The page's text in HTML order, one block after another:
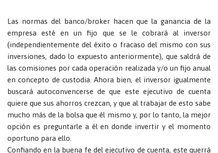
Las normas del banco/broker hacen que la ganancia de la
empresa esté en un fijo que se le cobrará al inversor
(independientemente del éxito o fracaso del mismo con sus
inversiones, dado lo expuesto anteriormente), que saldrá de
las comisiones por cada operación realizada y/o un fijo anual
en concepto de custodia. Ahora bien, el inversor igualmente
buscará autoconvencerse de que este ejecutivo de cuenta
quiere que sus ahorros crezcan, y que al trabajar de esto sabe
mucho más de la bolsa que él mismo y, por lo tanto, la mejor
opción es preguntarle a él en donde invertir y el momento
oportuno para ello.
Confiando en la buena fe del ejecutivo de cuenta, este querrá